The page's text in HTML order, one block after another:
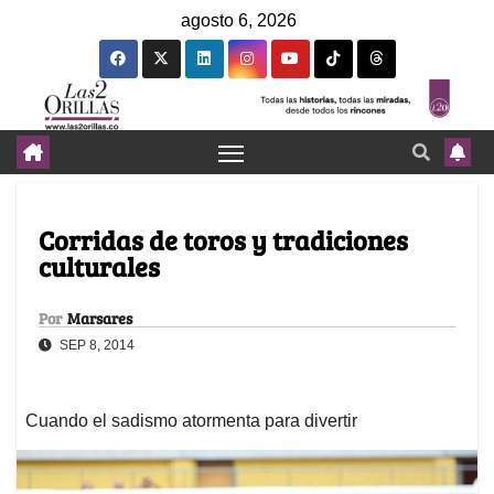
agosto 6, 2026
Corridas de toros y tradiciones
culturales
Por Marsares
SEP 8, 2014
Cuando el sadismo atormenta para divertir